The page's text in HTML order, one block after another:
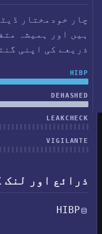
چار خودمختار
ہیں اور ہمیشہ
ذریعے کی اپنی
HIBP
DEHASHED
LEAKCHECK
VIGILANTE
ذرائع اور لنک
HIBP